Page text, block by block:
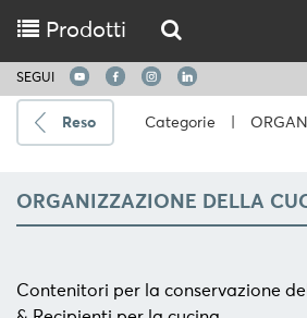
Spedire
lingua
Prodotti
SEGUI
Reso Categorie
ORGANIZZAZIONE DELLA
Contenitori per la conservazione